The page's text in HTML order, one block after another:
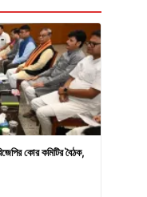
কোর কমিটির বৈঠক,